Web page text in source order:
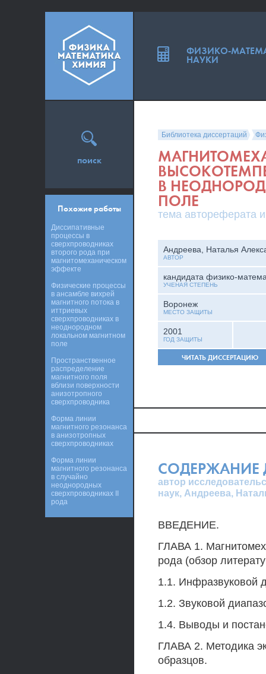
Библиотека диссертаций
В
ПОЛЕ
тема автореферата
Андреева, Наталья
АВТОР
кандидата физико-
УЧЕНАЯ СТЕПЕНЬ
Воронеж
МЕСТО ЗАЩИТЫ
2001
ГОД ЗАЩИТЫ
ЧИТАТЬ ДИССЕРТАЦИЮ
СОДЕРЖАНИЕ
автор
наук, Андреева,
ВВЕДЕНИЕ.
ГЛАВА 1.
рода (обзор
1.1. Инфразвуковой
1.2. Звуковой
1.4. Выводы и
ГЛАВА 2. Методика
образцов.
поиск
Похожие работы
Диссипативные
процессы в
сверхпроводниках
второго рода при
магнитомеханическом
эффекте
Физические процессы
в ансамбле вихрей
магнитного потока в
иттриевых
сверхпроводниках в
неоднородном
локальном магнитном
поле
Пространственное
распределение
магнитного поля
вблизи поверхности
анизотропного
сверхпроводника
Форма линии
магнитного резонанса
в анизотропных
сверхпроводниках
Форма линии
магнитного резонанса
в случайно
неоднородных
сверхпроводниках II
рода
ФИЗИКО-
НАУКИ